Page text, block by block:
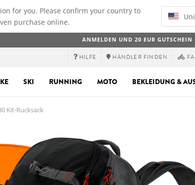
for you. Please confirm your country to
purchase online.
ANMELDEN UND 20 EUR GUTSCHEIN
HILFE HÄNDLER FINDEN
SKI RUNNING MOTO BEKLEIDUNG &
Kit-Rucksack